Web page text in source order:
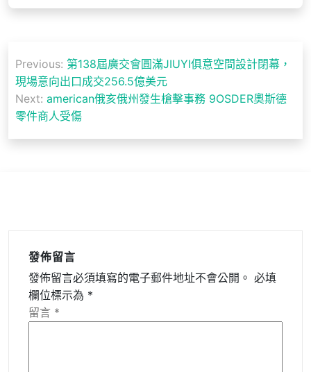
章
導
覽
Previous: 第138屆廣交會圓滿JIUYI俱意空間設計閉幕，
現場意向出口成交256.5億美元
Next: american俄亥俄州發生槍擊事務 9OSDER奧斯德
零件商人受傷
發佈留言
發佈留言必須填寫的電子郵件地址不會公開。 必填
欄位標示為 *
留言 *